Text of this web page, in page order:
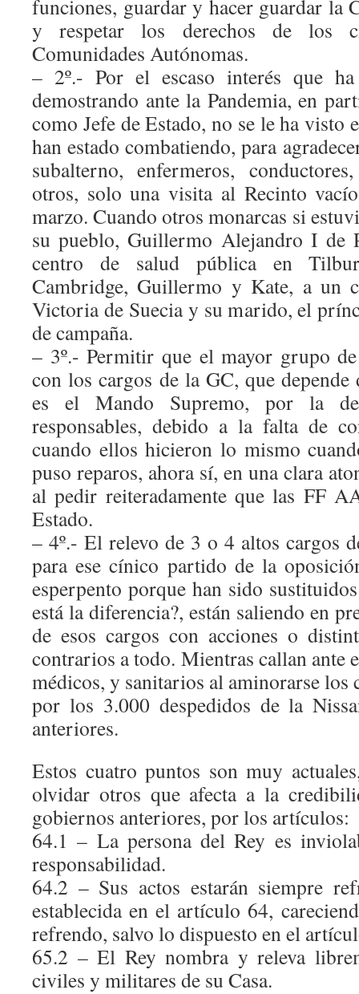
funciones, guardar y hacer guardar la
y respetar los derechos de los
Comunidades Autónomas.
– 2º.- Por el escaso interés que
demostrando ante la Pandemia, en
como Jefe de Estado, no se le ha visto
han estado combatiendo, para
subalterno, enfermeros,
otros, solo una visita al Recinto
marzo. Cuando otros monarcas si
su pueblo, Guillermo Alejandro I de
centro de salud pública en
Cambridge, Guillermo y Kate, a un
Victoria de Suecia y su marido, el
de campaña.
– 3º.- Permitir que el mayor grupo
con los cargos de la GC, que
es el Mando Supremo, por la
responsables, debido a la falta de
cuando ellos hicieron lo mismo
puso reparos, ahora sí, en una clara
al pedir reiteradamente que las FF
Estado.
– 4º.- El relevo de 3 o 4 altos cargos
para ese cínico partido de la
esperpento porque han sido
está la diferencia?, están saliendo en
de esos cargos con acciones o
contrarios a todo. Mientras callan ante
médicos, y sanitarios al aminorarse los
por los 3.000 despedidos de la
anteriores.
Estos cuatro puntos son muy
olvidar otros que afecta a la
gobiernos anteriores, por los artículos:
64.1 – La persona del Rey es
responsabilidad.
64.2 – Sus actos estarán siempre
establecida en el artículo 64,
refrendo, salvo lo dispuesto en el
65.2 – El Rey nombra y releva
civiles y militares de su Casa.